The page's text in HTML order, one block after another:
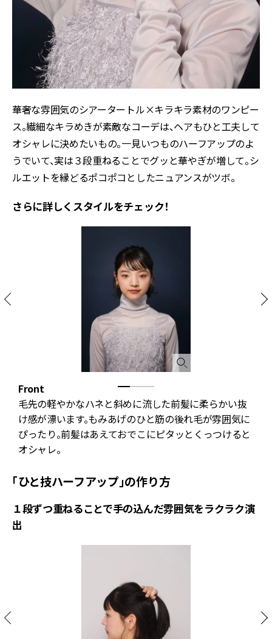
華奢な雰囲気のシアータートル×キラキラ素材のワンピー
ス。繊細なキラめきが素敵なコーデは、ヘアもひと工夫して
オシャレに決めたいもの。一見いつものハーフアップのよ
うでいて、実は３段重ねることでグッと華やぎが増して。シ
ルエットを縁どるポコポコとしたニュアンスがツボ。
さらに詳しくスタイルをチェック！
Front
毛先の軽やかなハネと斜めに流した前髪に柔らかい抜
け感が漂います。もみあげのひと筋の後れ毛が雰囲気に
ぴったり。前髪はあえておでこにピタッとくっつけると
オシャレ。
「ひと技ハーフアップ」の作り方
１段ずつ重ねることで手の込んだ雰囲気をラクラク演
出